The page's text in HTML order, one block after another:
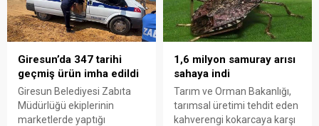
Giresun’da 347 tarihi
geçmiş ürün imha edildi
Giresun Belediyesi Zabıta
Müdürlüğü ekiplerinin
marketlerde yaptığı
1,6 milyon samuray arısı
sahaya indi
Tarım ve Orman Bakanlığı,
tarımsal üretimi tehdit eden
kahverengi kokarcaya karşı